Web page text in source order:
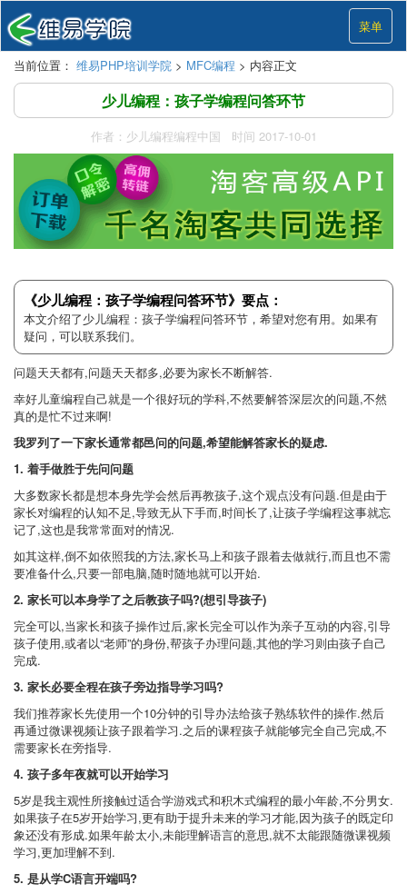
菜单
当前位置： 维易PHP培训学院 > MFC编程 > 内容正文
少儿编程：孩子学编程问答环节
作者：少儿编程编程中国 时间 2017-10-01
《少儿编程：孩子学编程问答环节》要点：
本文介绍了少儿编程：孩子学编程问答环节，希望对您有用。如果有
疑问，可以联系我们。
问题天天都有,问题天天都多,必要为家长不断解答.
幸好儿童编程自己就是一个很好玩的学科,不然要解答深层次的问题,不然
真的是忙不过来啊!
我罗列了一下家长通常都邑问的问题,希望能解答家长的疑虑.
1. 着手做胜于先问问题
大多数家长都是想本身先学会然后再教孩子,这个观点没有问题.但是由于
家长对编程的认知不足,导致无从下手而,时间长了,让孩子学编程这事就忘
记了,这也是我常常面对的情况.
如其这样,倒不如依照我的方法,家长马上和孩子跟着去做就行,而且也不需
要准备什么,只要一部电脑,随时随地就可以开始.
2. 家长可以本身学了之后教孩子吗?(想引导孩子)
完全可以,当家长和孩子操作过后,家长完全可以作为亲子互动的内容,引导
孩子使用,或者以“老师”的身份,帮孩子办理问题,其他的学习则由孩子自己
完成.
3. 家长必要全程在孩子旁边指导学习吗?
我们推荐家长先使用一个10分钟的引导办法给孩子熟练软件的操作.然后
再通过微课视频让孩子跟着学习.之后的课程孩子就能够完全自己完成,不
需要家长在旁指导.
4. 孩子多年夜就可以开始学习
5岁是我主观性所接触过适合学游戏式和积木式编程的最小年龄,不分男女.
如果孩子在5岁开始学习,更有助于提升未来的学习才能,因为孩子的既定印
象还没有形成.如果年龄太小,未能理解语言的意思,就不太能跟随微课视频
学习,更加理解不到.
5. 是从学C语言开端吗?